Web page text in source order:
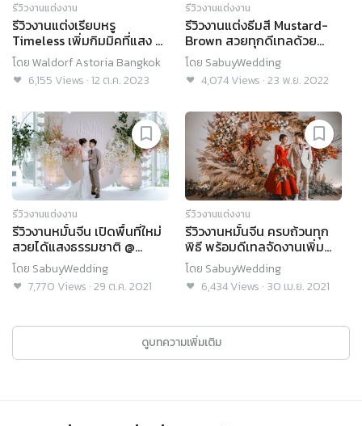
รีวิวงานแต่งงาน
รีวิวงานแต่งเรียบหรู
Timeless เพิ่มกิมมิคที่แสง สี
และเสียงเพลง @Waldorf
Astoria Bangkok
โดยWaldorf Astoria Bangkok
6,155 Views ·12 ต.ค. 2023
รีวิวงานแต่งงาน
รีวิวงานแต่งธีมสี Mustard-
Brown สวยทุกดีเทลด้วย
ความใส่ใจ by Mahassajan
event organizer and
wedding @ Waldorf
โดย SabuyWedding
4,074Views ·23 พ.ย. 2022
รีวิวงานแต่งงาน
รีวิวงานหมั้นจีน เปิดพื้นที่ใหม่
สวยได้แสงธรรมชาติ @
Waldorf Astoria Bangkok
โดย SabuyWedding
7,770 Views ·29 ต.ค. 2021
รีวิวงานแต่งงาน
รีวิวงานหมั้นจีน ครบถ้วนทุก
พิธี พร้อมดีเทลจัดงานเพิ่ม
ความเพอร์เฟ็กต์ @ Waldorf
Astoria Bangkok
โดย SabuyWedding
6,434Views · 30 เม.ย. 2021
ดูบทความเพิ่มเติม